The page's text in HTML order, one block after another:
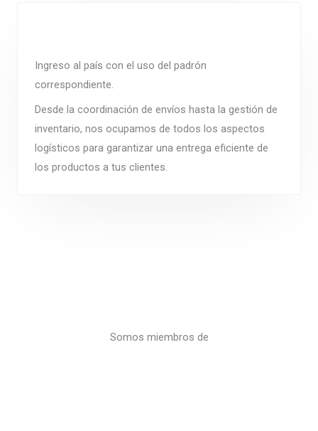
Ingreso al país con el uso del padrón
correspondiente.
Desde la coordinación de envíos hasta la gestión de
inventario, nos ocupamos de todos los aspectos
logísticos para garantizar una entrega eficiente de
los productos a tus clientes.
Somos miembros de